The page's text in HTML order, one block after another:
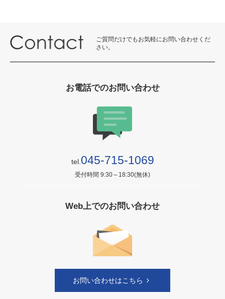
ご質問だけでもお気軽にお問い合わせくだ
さい。
お電話でのお問い合わせ
tel. 045-715-1069
受付時間 9:30～18:30(無休)
Web上でのお問い合わせ
お問い合わせはこちら